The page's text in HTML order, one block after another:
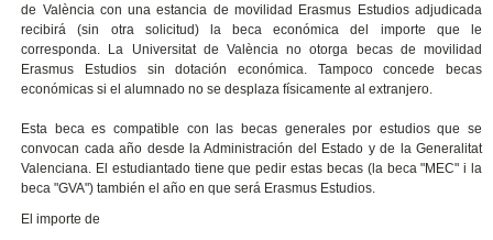
de València con una estancia de movilidad Erasmus Estudios adjudicada
recibirá (sin otra solicitud) la beca económica del importe que le
corresponda. La Universitat de València no otorga becas de movilidad
Erasmus Estudios sin dotación económica. Tampoco concede becas
económicas si el alumnado no se desplaza físicamente al extranjero.
Esta beca es compatible con las becas generales por estudios que se
convocan cada año desde la Administración del Estado y de la Generalitat
Valenciana. El estudiantado tiene que pedir estas becas (la beca "MEC" i la
beca "GVA") también el año en que será Erasmus Estudios.
El importe de